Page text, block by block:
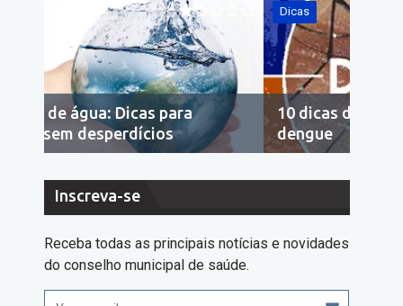
10 dicas de como acabar com a
dengue
Inscreva-se
Receba todas as principais notícias e novidades
do conselho municipal de saúde.